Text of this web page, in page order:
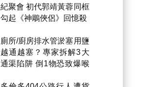
紀聚會 初代郭靖黃蓉同框
勾起《神鵰俠侶》回憶殺
廁所/廚房排水管淤塞用鹽
越通越塞？專家拆解3大
通渠陷阱 倒1物恐致爆喉